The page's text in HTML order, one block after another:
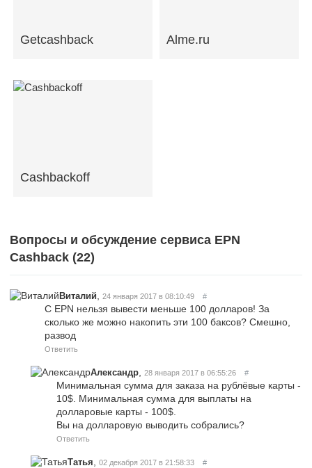
Getcashback Alme.ru
Cashbackoff
Вопросы и обсуждение сервиса EPN
Cashback (22)
Виталий 24 января 2017 в 08:10:49 #
С EPN нельзя вывести меньше 100 долларов! За
сколько же можно накопить эти 100 баксов? Смешно,
развод
Ответить
Александр 28 января 2017 в 06:55:26 #
Минимальная сумма для заказа на рублёвые карты -
10$. Минимальная сумма для выплаты на
долларовые карты - 100$.
Вы на долларовую выводить собрались?
Ответить
Татья 02 декабря 2017 в 21:58:33 #